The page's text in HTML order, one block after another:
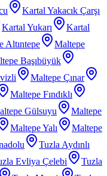
Kartal Yakacık Çarşı
Kartal Yukarı
Kartal
Altıntepe
Maltepe
Başıbüyük
Maltepe Çınar
Maltepe Fındıklı
Gülsuyu
Maltepe
Maltepe Yalı
Maltepe
Tuzla Aydınlı
Evliya Çelebi
Tuzla